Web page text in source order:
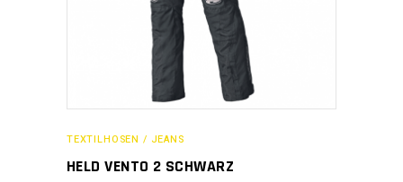
TEXTILHOSEN / JEANS
HELD VENTO 2 SCHWARZ